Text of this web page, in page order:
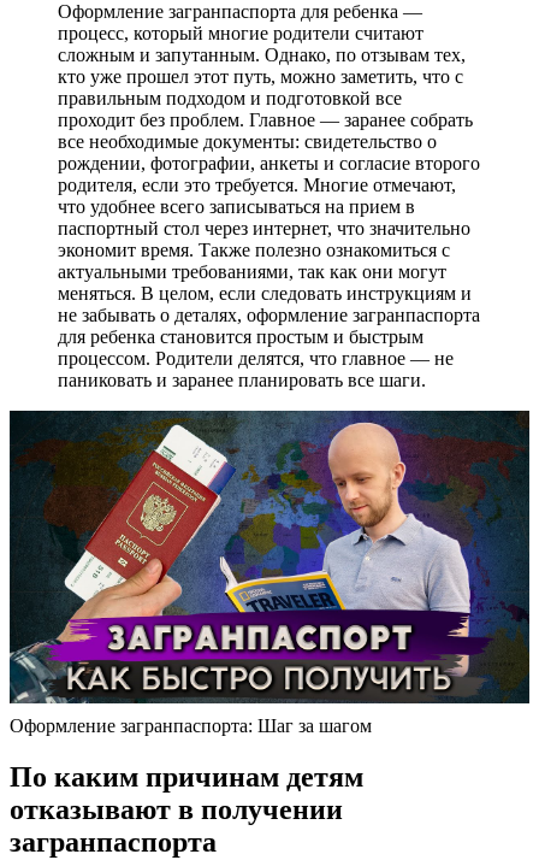
Оформление загранпаспорта для ребенка —
процесс, который многие родители считают
сложным и запутанным. Однако, по отзывам тех,
кто уже прошел этот путь, можно заметить, что с
правильным подходом и подготовкой все
проходит без проблем. Главное — заранее собрать
все необходимые документы: свидетельство о
рождении, фотографии, анкеты и согласие второго
родителя, если это требуется. Многие отмечают,
что удобнее всего записываться на прием в
паспортный стол через интернет, что значительно
экономит время. Также полезно ознакомиться с
актуальными требованиями, так как они могут
меняться. В целом, если следовать инструкциям и
не забывать о деталях, оформление загранпаспорта
для ребенка становится простым и быстрым
процессом. Родители делятся, что главное — не
паниковать и заранее планировать все шаги.
Оформление загранпаспорта: Шаг за шагом
По каким причинам детям
отказывают в получении
загранпаспорта